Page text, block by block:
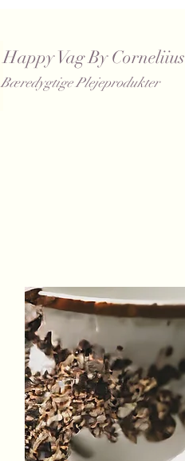
Happy Vag By Corneliius
Bæredygtige Plejeprodukter